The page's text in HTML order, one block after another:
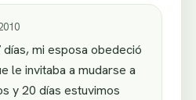
mi esposa obedeció
le invitaba a mudarse a
y 20 días estuvimos